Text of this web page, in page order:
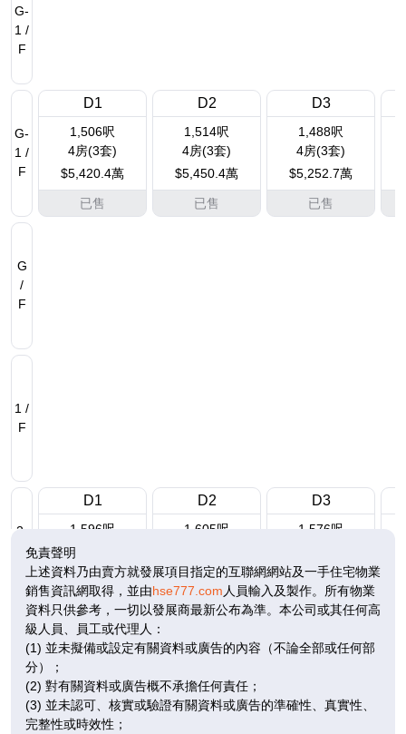
G-
1 /
F
G-
1 /
F
G
/
F
1 /
F
2-
3 /
2 /
F
D1
1,506呎
4房(3套)
$5,420.4萬
已售
D2
1,514呎
4房(3套)
$5,450.4萬
已售
D3
1,488呎
4房(3套)
$5,252.7萬
已售
D1
1,596呎
4房(3套)
$6,064.8萬
已售
D2
1,605呎
$4,686.6萬
已售
D3
1,576呎
$5,834.5萬
已售
免責聲明
上述資料乃由賣方就發展項目指定的互聯網網站及一手住宅物業
銷售資訊網取得，並由hse777.com 人員輸入及製作。所有物業
資料只供參考，一切以發展商最新公布為準。本公司或其任何高
級人員、員工或代理人：
(1) 並未擬備或設定有關資料或廣告的內容（不論全部或任何部
分）；
(2) 對有關資料或廣告概不承擔任何責任；
(3) 並未認可、核實或驗證有關資料或廣告的準確性、真實性、
完整性或時效性；